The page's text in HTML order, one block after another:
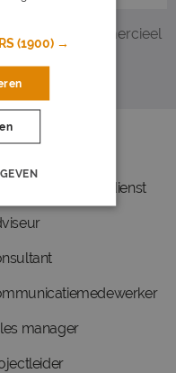
Commercieel
binnendienst
manager
(1900) →